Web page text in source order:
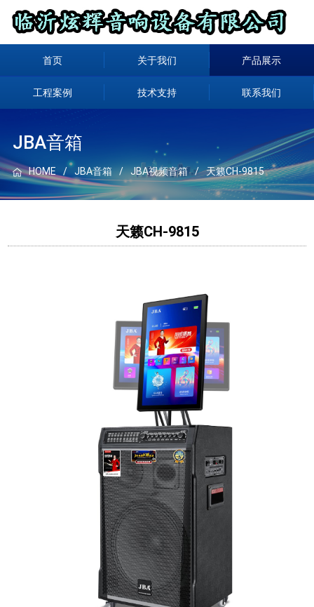
首页 关于我们 产品展示
工程案例 技术支持 联系我们
JBA音箱
HOME JBA音箱 JBA视频音箱 天籁CH-9815
天籁CH-9815